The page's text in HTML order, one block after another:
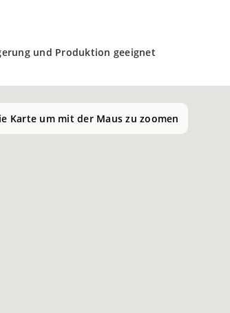
und Produktion geeignet
Karte um mit der Maus zu zoomen